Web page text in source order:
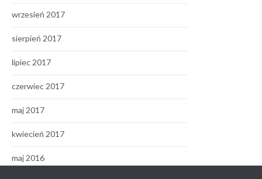
wrzesień 2017
sierpień 2017
lipiec 2017
czerwiec 2017
maj 2017
kwiecień 2017
maj 2016